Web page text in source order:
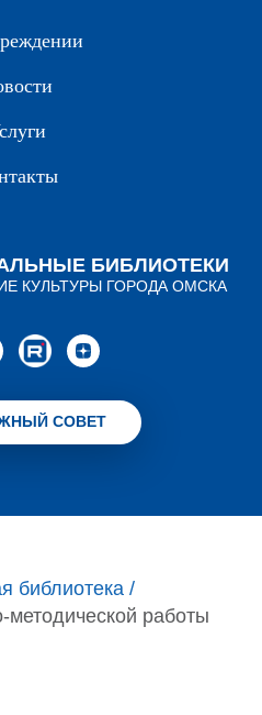
БИБЛИОТЕКИ
КУЛЬТУРЫ ГОРОДА ОМСКА
СОВЕТ
библиотека /
методической работы